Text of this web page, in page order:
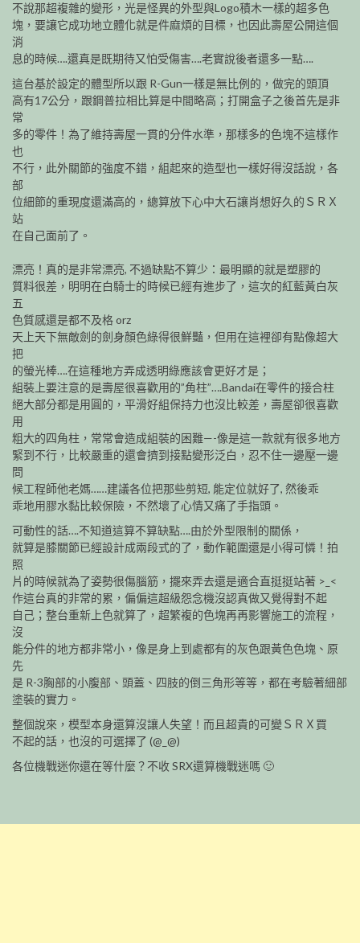
不說那超複雜的變形，光是怪異的外型與Logo積木一樣的超多色
塊，要讓它成功地立體化就是件麻煩的目標，也因此壽屋公開這個
消
息的時候….還真是既期待又怕受傷害….老實說後者還多一點….
這台基於設定的體型所以跟 R-Gun一樣是無比例的，做完的頭頂
高有17公分，跟鋼普拉相比算是中間略高；打開盒子之後首先是非
常
多的零件！為了維持壽屋一貫的分件水準，那樣多的色塊不這樣作
也
不行，此外關節的強度不錯，組起來的造型也一樣好得沒話說，各
部
位細節的重現度還滿高的，總算放下心中大石讓肖想好久的ＳＲＸ
站
在自己面前了。
漂亮！真的是非常漂亮, 不過缺點不算少：最明顯的就是塑膠的
質料很差，明明在白騎士的時候已經有進步了，這次的紅藍黃白灰
五
色質感還是都不及格 orz
天上天下無敵劍的劍身顏色綠得很鮮豔，但用在這裡卻有點像超大
把
的螢光棒….在這種地方弄成透明綠應該會更好才是；
組裝上要注意的是壽屋很喜歡用的”角柱”….Bandai在零件的接合柱
絕大部分都是用圓的，平滑好組保持力也沒比較差，壽屋卻很喜歡
用
粗大的四角柱，常常會造成組裝的困難—-像是這一款就有很多地方
緊到不行，比較嚴重的還會擠到接點變形泛白，忍不住一邊壓一邊
問
候工程師他老媽……建議各位把那些剪短, 能定位就好了, 然後乖
乖地用膠水黏比較保險，不然壞了心情又痛了手指頭。
可動性的話….不知道這算不算缺點….由於外型限制的關係，
就算是膝關節已經設計成兩段式的了，動作範圍還是小得可憐！拍
照
片的時候就為了姿勢很傷腦筋，擺來弄去還是適合直挺挺站著 >_<
作這台真的非常的累，偏偏這超級怨念機沒認真做又覺得對不起
自己；整台重新上色就算了，超繁複的色塊再再影響施工的流程，
沒
能分件的地方都非常小，像是身上到處都有的灰色跟黃色色塊、原
先
是 R-3胸部的小腹部、頭蓋、四肢的倒三角形等等，都在考驗著細部
塗裝的實力。
整個說來，模型本身還算沒讓人失望！而且超貴的可變ＳＲＸ買
不起的話，也沒的可選擇了 (@_@)
各位機戰迷你還在等什麼？不收 SRX還算機戰迷嗎 🙂